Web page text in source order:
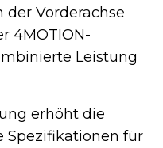
Vorderachse
4MOTION-
Leistung
erhöht die
Spezifikationen für